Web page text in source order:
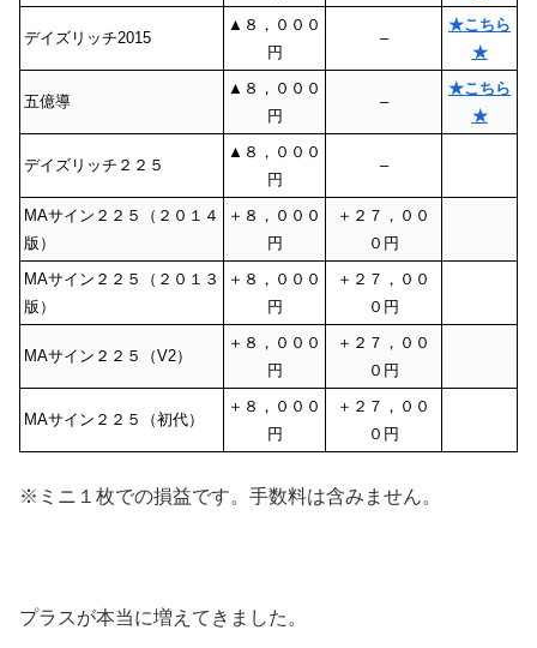
デイズリッチ2015
▲８，０００
円
–
★こちら
★
五億導
▲８，０００
円
–
★こちら
★
デイズリッチ２２５
▲８，０００
円
–
MAサイン２２５（２０１４
版）
＋８，０００
円
＋２７，００
０円
MAサイン２２５（２０１３
版）
＋８，０００
円
＋２７，００
０円
MAサイン２２５（V2）
＋８，０００
円
＋２７，００
０円
MAサイン２２５（初代）
＋８，０００
円
＋２７，００
０円
※ミニ１枚での損益です。手数料は含みません。
プラスが本当に増えてきました。